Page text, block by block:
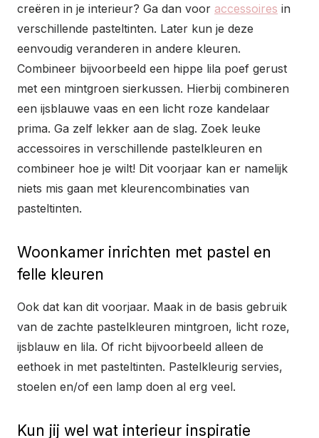
creëren in je interieur? Ga dan voor accessoires in
verschillende pasteltinten. Later kun je deze
eenvoudig veranderen in andere kleuren.
Combineer bijvoorbeeld een hippe lila poef gerust
met een mintgroen sierkussen. Hierbij combineren
een ijsblauwe vaas en een licht roze kandelaar
prima. Ga zelf lekker aan de slag. Zoek leuke
accessoires in verschillende pastelkleuren en
combineer hoe je wilt! Dit voorjaar kan er namelijk
niets mis gaan met kleurencombinaties van
pasteltinten.
Woonkamer inrichten met pastel en
felle kleuren
Ook dat kan dit voorjaar. Maak in de basis gebruik
van de zachte pastelkleuren mintgroen, licht roze,
ijsblauw en lila. Of richt bijvoorbeeld alleen de
eethoek in met pasteltinten. Pastelkleurig servies,
stoelen en/of een lamp doen al erg veel.
Kun jij wel wat interieur inspiratie